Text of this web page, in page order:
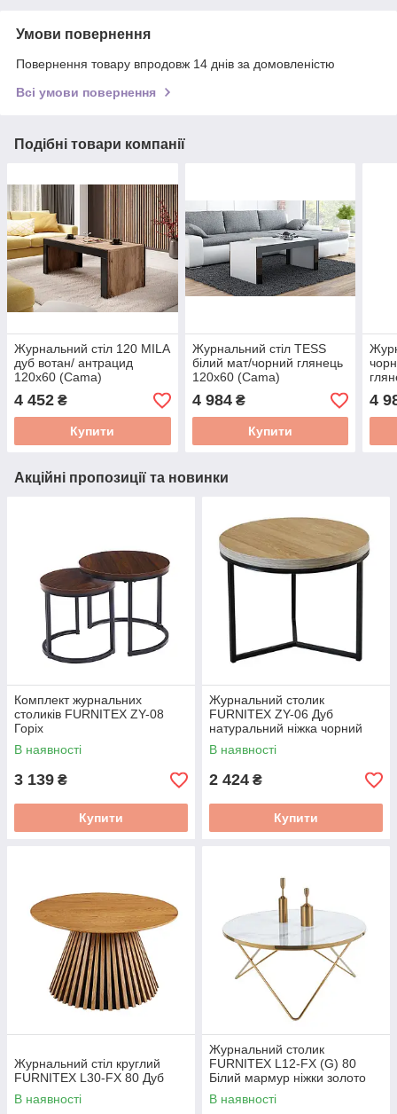
Умови повернення
Повернення товару впродовж 14 днів за домовленістю
Всі умови повернення
Подібні товари компанії
Журнальний стіл 120 MILA
дуб вотан/ антрацид
120х60 (Cama)
4 452 ₴
Купити
Журнальний стіл TESS
білий мат/чорний глянець
120х60 (Cama)
4 984₴
Купити
4
Акційні пропозиції та новинки
Комплект журнальних
столиків FURNITEX ZY-08
Горіх
В наявності
3 139 ₴
Купити
Журнальний столик
FURNITEX ZY-06 Дуб
натуральний ніжка чорний
В наявності
2 424 ₴
Купити
Журнальний стіл круглий
FURNITEX L30-FX 80 Дуб
В наявності
Журнальний столик
FURNITEX L12-FX (G) 80
Білий мармур ніжки золото
В наявності